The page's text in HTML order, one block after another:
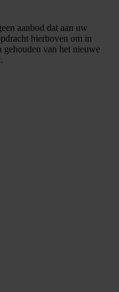
aanbod dat aan uw
hierboven om in
van het nieuwe